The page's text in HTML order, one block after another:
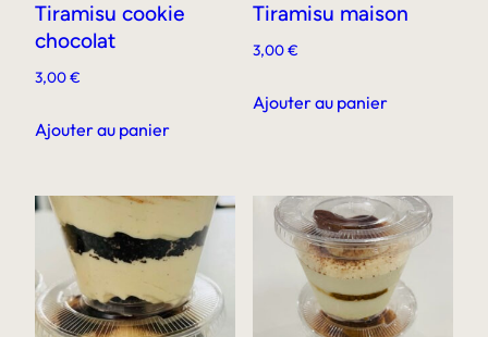
Tiramisu cookie
chocolat
3,00€
Ajouter au panier
Tiramisu maison
3,00€
Ajouter au panier